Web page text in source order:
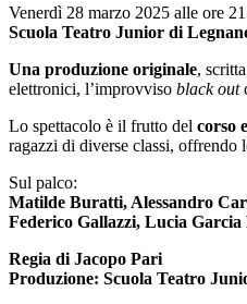
Venerdì 28 marzo 2025 alle ore
Scuola Teatro Junior di
Una produzione originale,
elettronici, l’improvviso black out
Lo spettacolo è il frutto del corso
ragazzi di diverse classi, offrendo
Sul palco:
Matilde Buratti, Alessandro
Federico Gallazzi, Lucia
Regia di Jacopo Pari
Produzione: Scuola Teatro